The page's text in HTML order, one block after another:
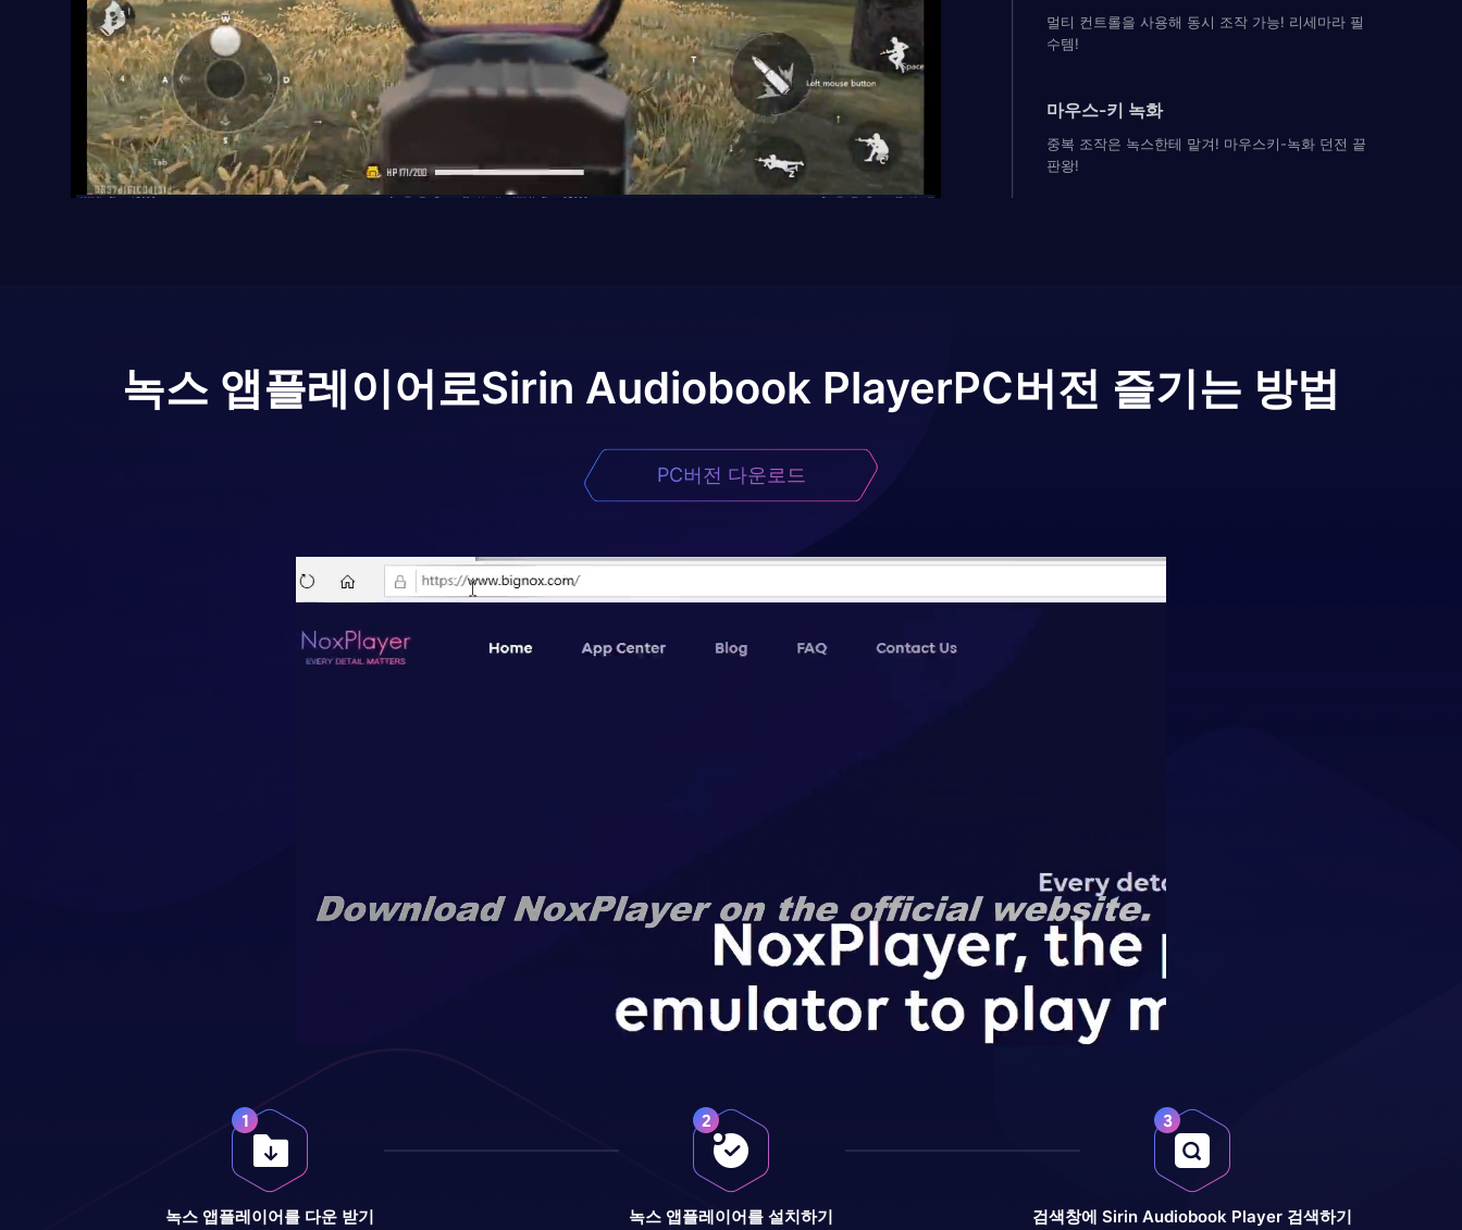
멀티 컨트롤을 사용해 동시 조작 가능! 리세마라 필
수템!
마우스-키 녹화
중복 조작은 녹스한테 맡겨! 마우스키-녹화 던전 끝
판왕!
녹스 앱플레이어로Sirin Audiobook PlayerPC버전 즐기는 방법
PC버전 다운로드
녹스 앱플레이어를 다운 받기 녹스 앱플레이어를 설치하기 검색창에 Sirin Audiobook Player 검색하기